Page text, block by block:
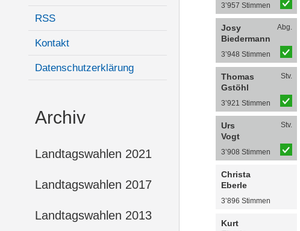
RSS
Kontakt
Datenschutzerklärung
Archiv
Landtagswahlen 2021
Landtagswahlen 2017
Landtagswahlen 2013
3’957 Stimmen
Josy
Biedermann
Abg.
3’948 Stimmen
Thomas
Gstöhl
Stv.
3’921 Stimmen
Urs
Vogt
Stv.
3’908 Stimmen
Christa
Eberle
3’896 Stimmen
Kurt